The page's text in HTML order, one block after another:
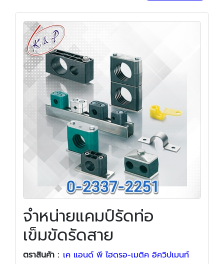
จำหน่ายแคมป์รัดท่อ
เข็มขัดรัดสาย
ตราสินค้า : เค แอนด์ พี ไฮดรอ-เมติค อิควิปเมนท์